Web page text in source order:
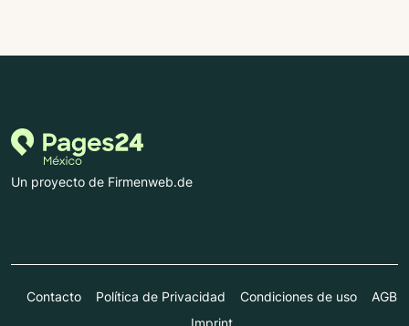
Un proyecto de Firmenweb.de
Contacto Política de Privacidad Condiciones de uso
AGB